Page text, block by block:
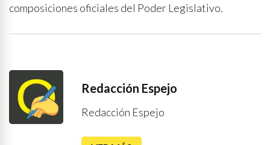
composiciones oficiales del Poder Legislativo.
Redacción Espejo
Redacción Espejo